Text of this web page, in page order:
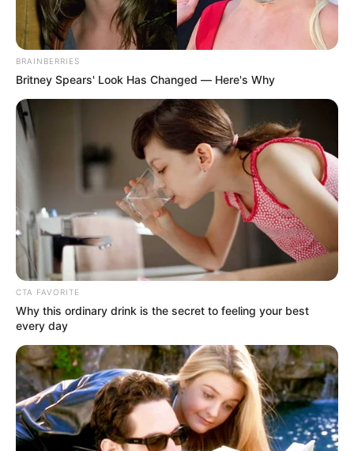
de la Liga BetPlay:
Millonarios ganó, pero no
alcanzó
DEPORTIVO INDEPENDIENTE
MEDELLÍN
Como irresponsables
calificó la policía a los
seguidores del DIM que se
aglomeraron en la calle
ATLÉTICO NACIONAL
Sorteo Liga Betplay: así
final; fechas y partidos
TEMAS DESTACADOS
BRAINBERRIES
Britney Spears' Look Has Changed — Here's Why
CTA FAVORITE
Why this ordinary drink is the secret to feeling your best
every day